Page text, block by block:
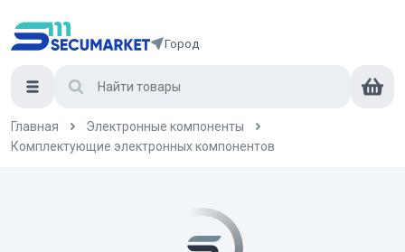
Город
Главная
Электронные компоненты
Комплектующие электронных компонентов